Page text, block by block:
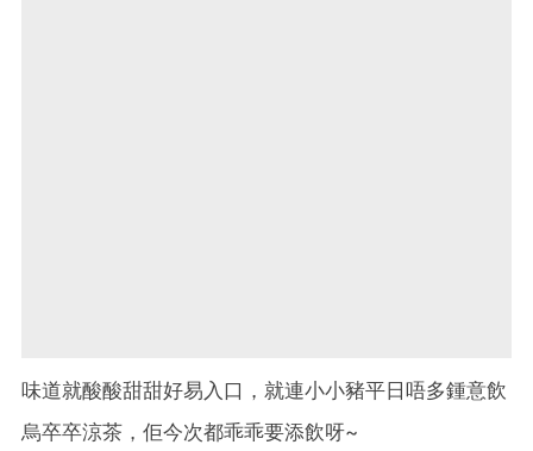
味道就酸酸甜甜好易入口，就連小小豬平日唔多鍾意飲
烏卒卒涼茶，佢今次都乖乖要添飲呀~